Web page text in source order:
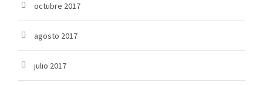
octubre 2017
agosto 2017
julio 2017